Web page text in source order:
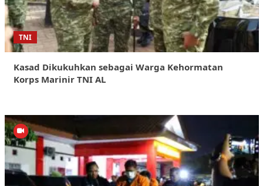
TNI
Kasad Dikukuhkan sebagai Warga Kehormatan
Korps Marinir TNI AL